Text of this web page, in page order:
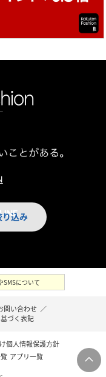
り込み
LINE
SMSについて
問い合わせ ／
づく表記
個人情報保護方針
アプリ一覧